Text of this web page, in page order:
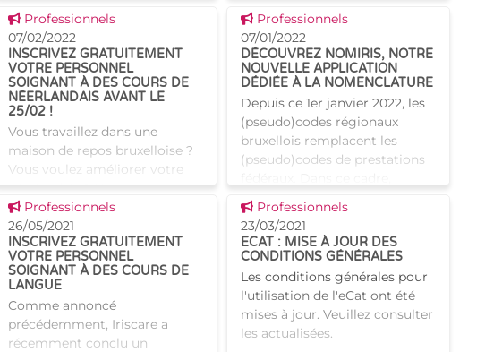
de repos bruxelloises. Le
néerlandais est l'une des n
? Il vise les Initiatives d'Habitati
Voir cette news
Professionnels
07/02/2022
INSCRIVEZ GRATUITEMENT
VOTRE PERSONNEL
SOIGNANT À DES COURS DE
NÉERLANDAIS AVANT LE
25/02 !
Vous travaillez dans une
maison de repos bruxelloise ?
Vous voulez améliorer votre
néerlandais ? Nous avons ce
qu’il vous faut ! En automne
2021, les cours proposés
gratuitement par Iriscare e
Voir cette news
Professionnels
07/01/2022
DÉCOUVREZ NOMIRIS, NOTRE
NOUVELLE APPLICATION
DÉDIÉE À LA NOMENCLATURE
Depuis ce 1er janvier 2022, les
(pseudo)codes régionaux
bruxellois remplacent les
(pseudo)codes de prestations
Iriscare a développé une
application en ligne dédiée à l
Voir cette news
Professionnels
26/05/2021
INSCRIVEZ GRATUITEMENT
VOTRE PERSONNEL
SOIGNANT À DES COURS DE
LANGUE
Comme annoncé
précédemment, Iriscare a
récemment conclu un
Voir cette news
Professionnels
23/03/2021
ECAT : MISE À JOUR DES
CONDITIONS GÉNÉRALES
Les conditions générales pour
l'utilisation de l'eCat ont été
mises à jour. Veuillez consulter
les actualisées.